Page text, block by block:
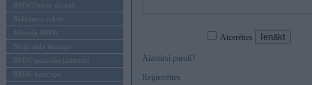
BMWPower aktuāli
Reklāmas raksti
Mēneša BMW
Sērijveida tūnings
BMW pasaules jaunumi
BMW koncepti
Atcerēties
Aizmirsi paroli?
Reģistrēties